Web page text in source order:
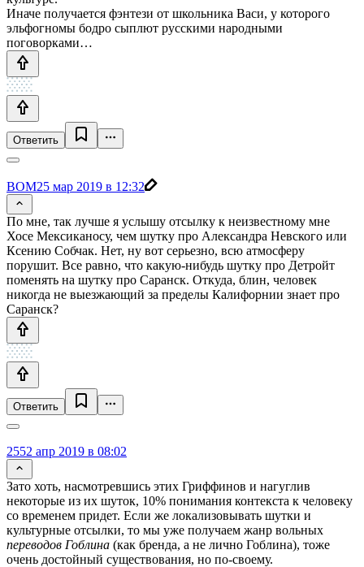
Иначе получается фэнтези от школьника Васи, у которого
эльфогномы бодро сыплют русскими народными
поговорками…
Ответить
BOM25 мар 2019 в 12:32
По мне, так лучше я услышу отсылку к неизвестному мне
Хосе Мексиканосу, чем шутку про Александра Невского или
Ксению Собчак. Нет, ну вот серьезно, всю атмосферу
порушит. Все равно, что какую-нибудь шутку про Детройт
поменять на шутку про Саранск. Откуда, блин, человек
никогда не выезжающий за пределы Калифорнии знает про
Саранск?
Ответить
2552 апр 2019 в 08:02
Зато хоть, насмотревшись этих Гриффинов и нагуглив
некоторые из их шуток, 10% понимания контекста к человеку
со временем придет. Если же локализовывать шутки и
культурные отсылки, то мы уже получаем жанр вольных
переводов Гоблина (как бренда, а не лично Гоблина), тоже
очень достойный существования, но по-своему.